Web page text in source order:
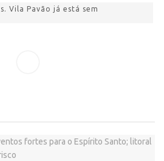
Vila Pavão já está sem